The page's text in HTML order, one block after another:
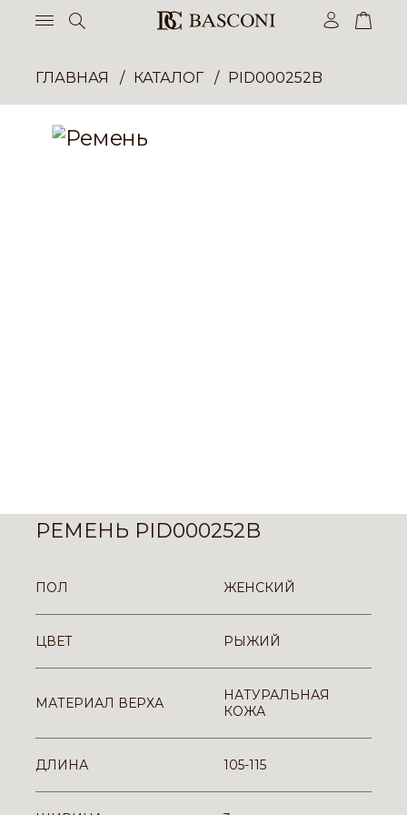
ГЛАВНАЯ КАТАЛОГ PID000252B
РЕМЕНЬ PID000252B
ПОЛ ЖЕНСКИЙ
ЦВЕТ РЫЖИЙ
МАТЕРИАЛ ВЕРХА
НАТУРАЛЬНАЯ
КОЖА
ДЛИНА 105-115